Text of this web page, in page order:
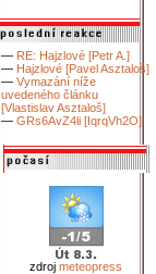
— RE: Hajzlové [Petr A.]
— Hajzlové [Pavel Asztaloš]
— Vymazání níže
uvedeného článku
[Vlastislav Asztaloš]
— GRs6AvZ4li [IqrqVh2O]
zdroj meteopress